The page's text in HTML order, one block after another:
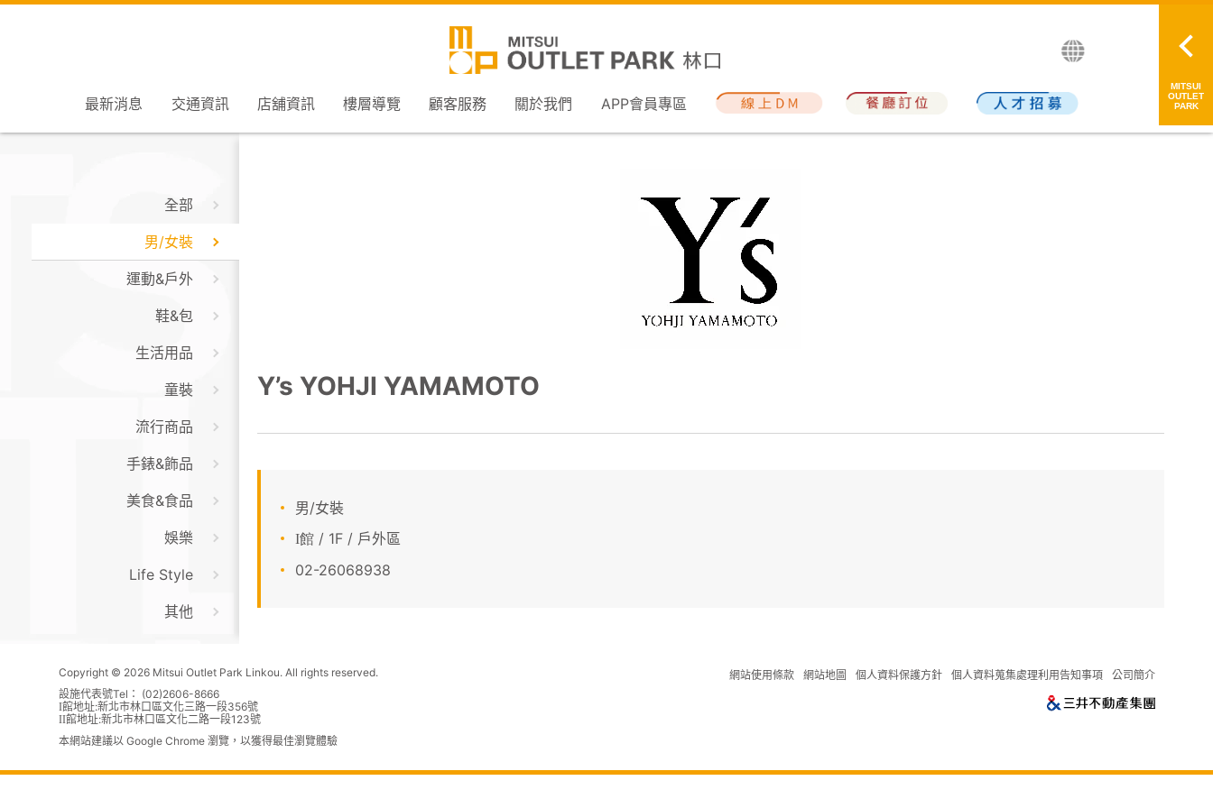
日本語
最新消息 交通資訊 店舖資訊 樓層導覽 顧客服務 關於我們 APP會員專區
MITSUI
OUTLET
PARK
全部
男/女裝
運動&戶外
鞋&包
生活用品
童裝
流行商品
手錶&飾品
美食&食品
娛樂
Life Style
其他
Y’s YOHJI YAMAMOTO
男/女裝
I館/ 1F / 戶外區
02-26068938
Copyright © 2026 Mitsui Outlet Park Linkou. All rights reserved.
設施代表號Tel： (02)2606-8666
I館地址:新北市林口區文化三路一段356號
II館地址:新北市林口區文化二路一段123號
本網站建議以 Google Chrome 瀏覽，以獲得最佳瀏覽體驗
網站使用條款 網站地圖 個人資料保護方針 個人資料蒐集處理利用告知事項 公司簡介